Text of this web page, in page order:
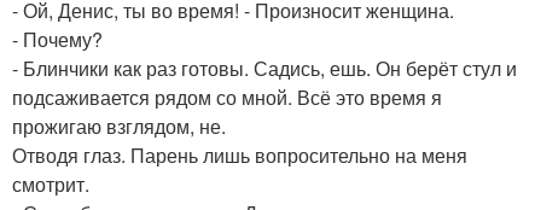
- Ой, Денис, ты во время! - Произносит женщина.
- Почему?
- Блинчики как раз готовы. Садись, ешь. Он берёт стул и
подсаживается рядом со мной. Всё это время я
прожигаю взглядом, не.
Отводя глаз. Парень лишь вопросительно на меня
смотрит.